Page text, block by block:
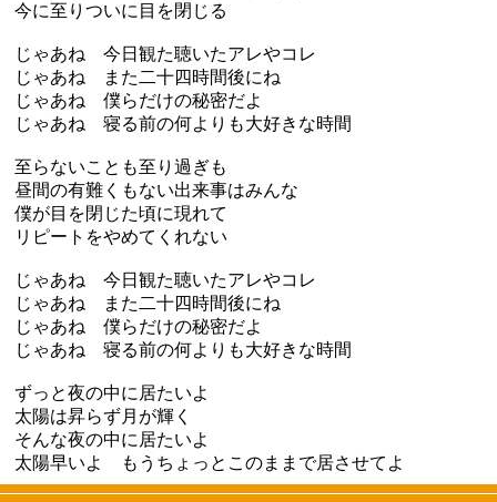
今に至りついに目を閉じる
じゃあね 今日観た聴いたアレやコレ
じゃあね また二十四時間後にね
じゃあね 僕らだけの秘密だよ
じゃあね 寝る前の何よりも大好きな時間
至らないことも至り過ぎも
昼間の有難くもない出来事はみんな
僕が目を閉じた頃に現れて
リピートをやめてくれない
じゃあね 今日観た聴いたアレやコレ
じゃあね また二十四時間後にね
じゃあね 僕らだけの秘密だよ
じゃあね 寝る前の何よりも大好きな時間
ずっと夜の中に居たいよ
太陽は昇らず月が輝く
そんな夜の中に居たいよ
太陽早いよ もうちょっとこのままで居させてよ